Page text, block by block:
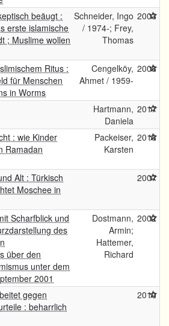
beäugt :
erste islamische
; Muslime wollen
Schneider, Ingo
/ 1974-; Frey,
Thomas
2003
Ritus :
für Menschen
in Worms
Cengelköy,
Ahmet / 1959-
2008
Hartmann,
Daniela
2017
: wie Kinder
Ramadan
Packeiser,
Karsten
2018
Alt : Türkisch
Moschee in
2007
Scharfblick und
des
über den
unter dem
2001
Dostmann,
Armin;
Hattemer,
Richard
2002
gegen
: beharrlich
2010